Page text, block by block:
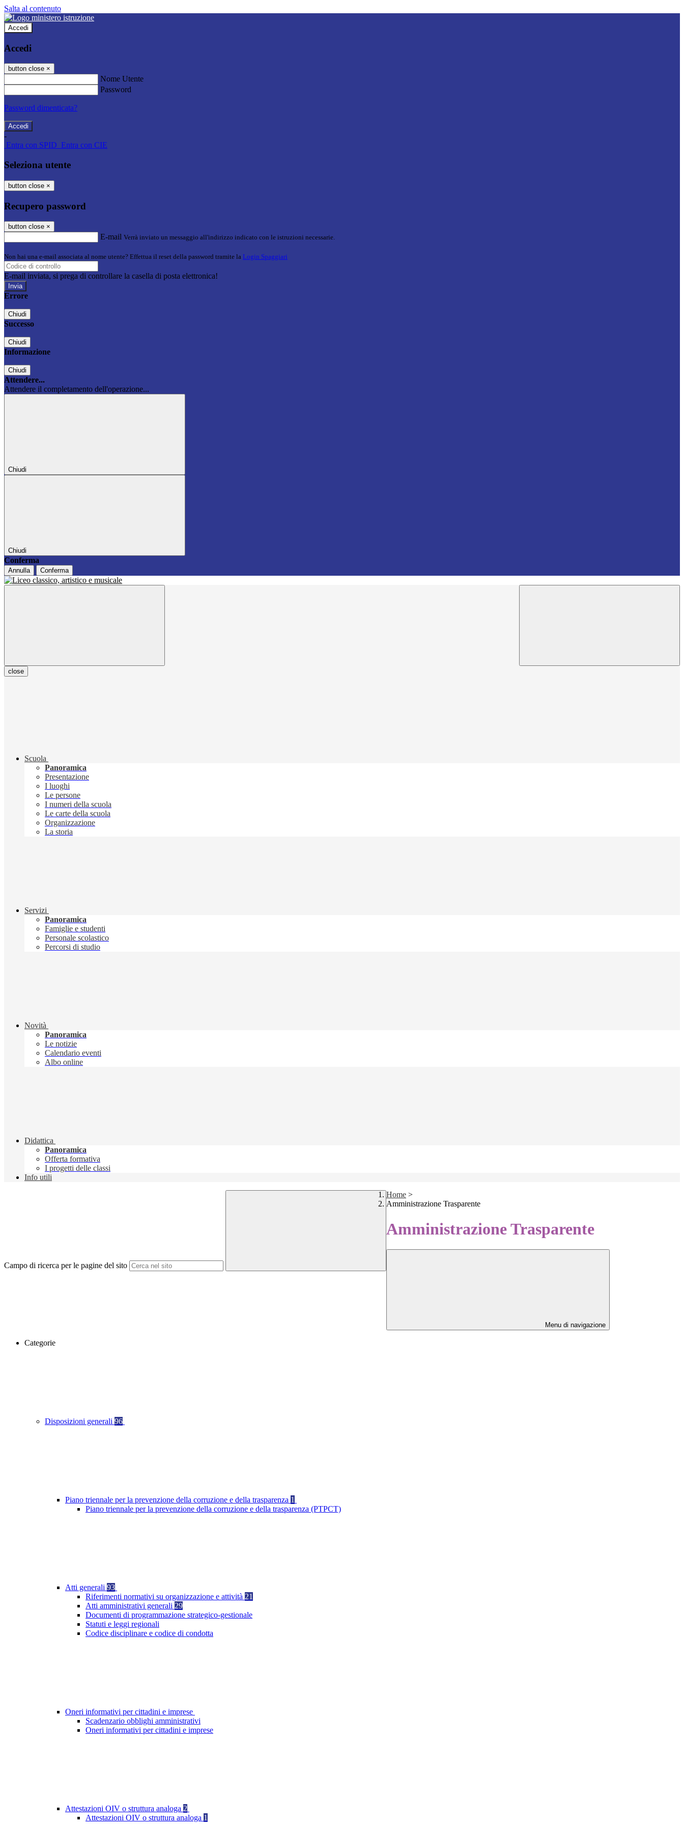
Salta al contenuto
Accedi
Accedi
button close ×
Nome Utente
Password
Password dimenticata?
-
Entra con SPID Entra con CIE
Seleziona utente
button close ×
Recupero password
button close ×
E-mail Verrà inviato un messaggio all'indirizzo indicato con le istruzioni necessarie.
Non hai una e-mail associata al nome utente? Effettua il reset della password tramite la Login Spaggiari
E-mail inviata, si prega di controllare la casella di posta elettronica!
Errore
Chiudi
Successo
Chiudi
Informazione
Chiudi
Attendere...
Attendere il completamento dell'operazione...
Chiudi
Chiudi
Conferma
Annulla Conferma
close
Scuola
Panoramica
Presentazione
I luoghi
Le persone
I numeri della scuola
Le carte della scuola
Organizzazione
La storia
Servizi
Panoramica
Famiglie e studenti
Personale scolastico
Percorsi di studio
Novità
Panoramica
Le notizie
Calendario eventi
Albo online
Didattica
Panoramica
Offerta formativa
I progetti delle classi
Info utili
Campo di ricerca per le pagine del sito
Home >
Amministrazione Trasparente
Amministrazione Trasparente
Menu di navigazione
Categorie
Disposizioni generali 96
Piano triennale per la prevenzione della corruzione e della trasparenza 1
Piano triennale per la prevenzione della corruzione e della trasparenza (PTPCT)
Atti generali 93
Riferimenti normativi su organizzazione e attività 21
Atti amministrativi generali 29
Documenti di programmazione strategico-gestionale
Statuti e leggi regionali
Codice disciplinare e codice di condotta
Oneri informativi per cittadini e imprese
Scadenzario obblighi amministrativi
Oneri informativi per cittadini e imprese
Attestazioni OIV o struttura analoga 2
Attestazioni OIV o struttura analoga 1